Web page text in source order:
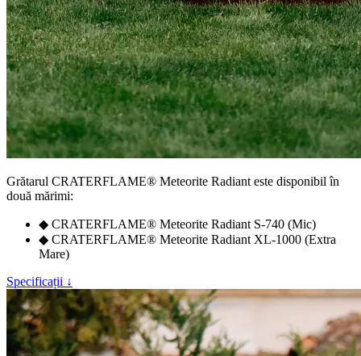
Grătarul CRATERFLAME® Meteorite Radiant este disponibil în
două mărimi:
◆ CRATERFLAME® Meteorite Radiant S-740 (Mic)
◆ CRATERFLAME® Meteorite Radiant XL-1000 (Extra
Mare)
Specificații ↓